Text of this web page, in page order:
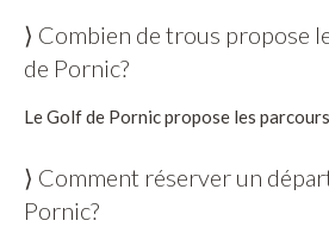
⟩ Combien de trous propose
de Pornic?
Le Golf de Pornic propose les
⟩ Comment réserver un
Pornic?